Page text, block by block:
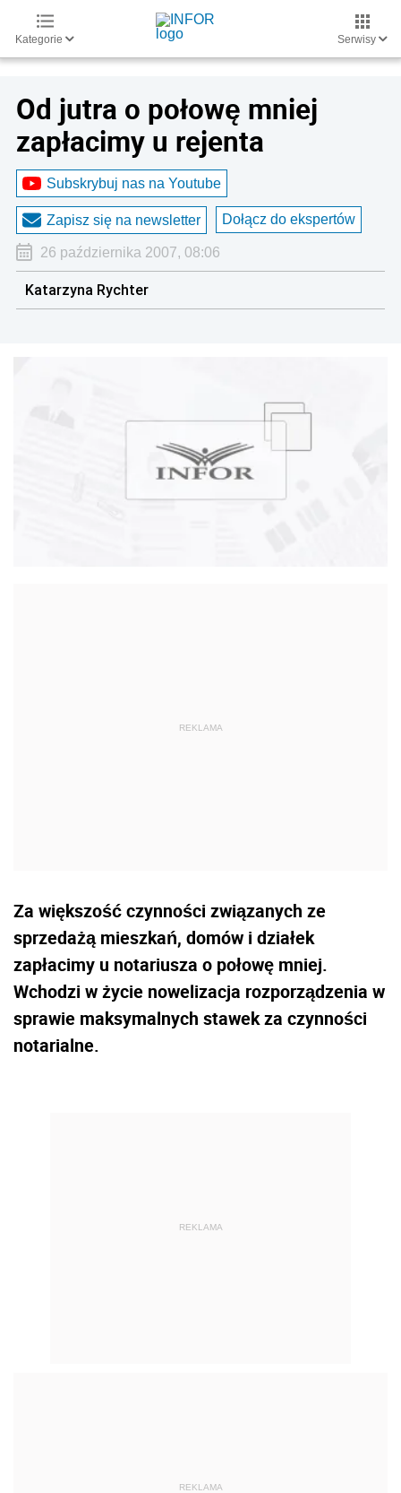
Kategorie Serwisy
Od jutra o połowę mniej
zapłacimy u rejenta
Subskrybuj nas na Youtube
Zapisz się na newsletter Dołącz do ekspertów
26 października 2007, 08:06
Katarzyna Rychter
Za większość czynności związanych ze
sprzedażą mieszkań, domów i działek
zapłacimy u notariusza o połowę mniej.
Wchodzi w życie nowelizacja rozporządzenia w
sprawie maksymalnych stawek za czynności
notarialne.
REKLAMA
REKLAMA